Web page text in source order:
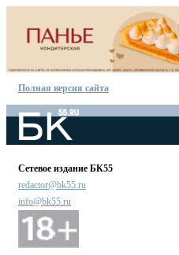
Полная версия сайта
Сетевое издание БК55
redactor@bk55.ru
info@bk55.ru